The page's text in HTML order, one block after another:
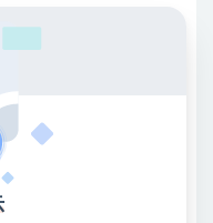
案自动卖课
索中独占鳌头
款选题库
现力与影响力
小某书上走红